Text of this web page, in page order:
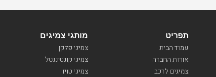
מותגי צמיגים
צמיגי פלקן
צמיגי קונטיננטל
צמיגי טויו
תפריט
עמוד הבית
אודות החברה
צמיגים לרכב